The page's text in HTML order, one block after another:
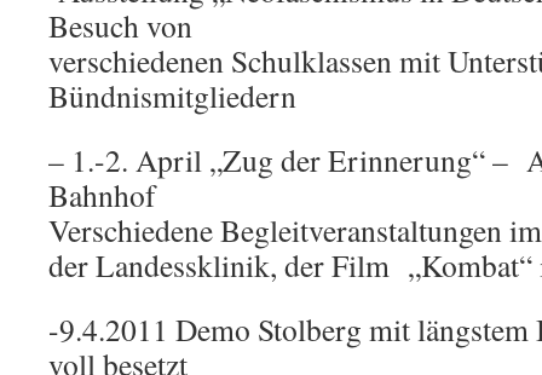
Besuch von
verschiedenen Schulklassen mit
Bündnismitgliedern
– 1.-2. April „Zug der Erinnerung“ –
Bahnhof
Verschiedene Begleitveranstaltungen
der Landessklinik, der Film „Kombat“
-9.4.2011 Demo Stolberg mit längstem
voll besetzt